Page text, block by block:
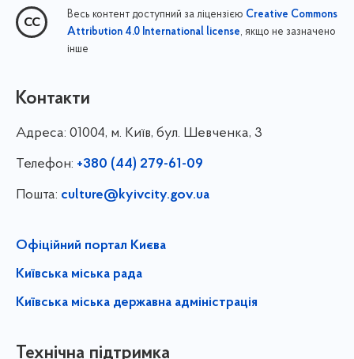
Весь контент доступний за ліцензією Creative Commons
Attribution 4.0 International license, якщо не зазначено
інше
Контакти
Адреса: 01004, м. Київ, бул. Шевченка, 3
Телефон: +380 (44) 279-61-09
Пошта: culture@kyivcity.gov.ua
Офіційний портал Києва
Київська міська рада
Київська міська державна адміністрація
Технічна підтримка